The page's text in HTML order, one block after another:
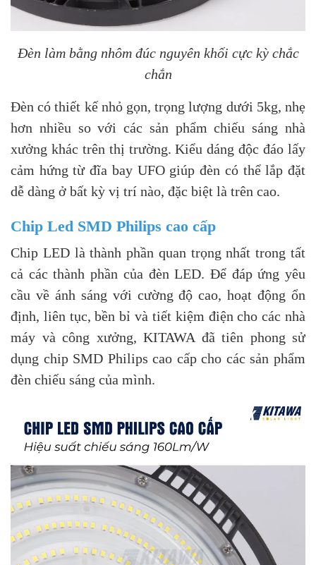
Đèn làm bằng nhôm đúc nguyên khối cực kỳ chắc
chắn
Đèn có thiết kế nhỏ gọn, trọng lượng dưới 5kg, nhẹ
hơn nhiều so với các sản phẩm chiếu sáng nhà
xưởng khác trên thị trường. Kiểu dáng độc đáo lấy
cảm hứng từ đĩa bay UFO giúp đèn có thể lắp đặt
dễ dàng ở bất kỳ vị trí nào, đặc biệt là trên cao.
Chip Led SMD Philips cao cấp
Chip LED là thành phần quan trọng nhất trong tất
cả các thành phần của đèn LED. Để đáp ứng yêu
cầu về ánh sáng với cường độ cao, hoạt động ổn
định, liên tục, bền bỉ và tiết kiệm điện cho các nhà
máy và công xưởng, KITAWA đã tiên phong sử
dụng chip SMD Philips cao cấp cho các sản phẩm
đèn chiếu sáng của mình.